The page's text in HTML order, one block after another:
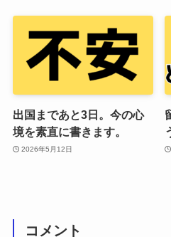
出国まであと3日。今の心
境を素直に書きます。
2026年5月12日
コメント